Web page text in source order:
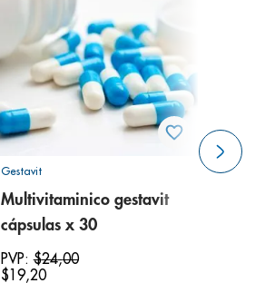
Gestavit
Multivitaminico gestavit
cápsulas x 30
PVP:$24,00
$19,20